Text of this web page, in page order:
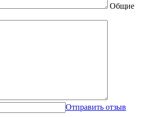
Общие
Отправить отзыв